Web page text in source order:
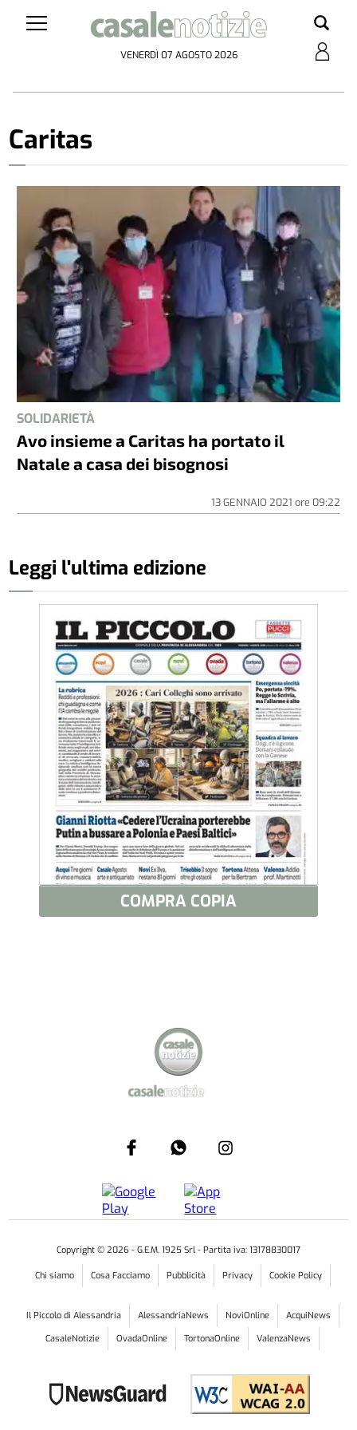
VENERDÌ 07 AGOSTO 2026
Caritas
SOLIDARIETÀ
Avo insieme a Caritas ha portato il
Natale a casa dei bisognosi
13 GENNAIO 2021 ore 09:22
Leggi l'ultima edizione
COMPRA COPIA
Copyright © 2026 - G.E.M. 1925 Srl - Partita iva: 13178830017
Chi siamo Cosa Facciamo Pubblicità Privacy Cookie Policy
Il Piccolo di Alessandria AlessandriaNews NoviOnline
AcquiNews
CasaleNotizie
OvadaOnline TortonaOnline ValenzaNews